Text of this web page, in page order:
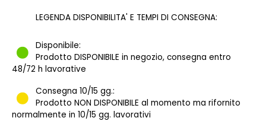
LEGENDA DISPONIBILITA' E TEMPI DI CONSEGNA:
Disponibile:
Prodotto DISPONIBILE in negozio, consegna entro
48/72 h lavorative
Consegna 10/15 gg.:
Prodotto NON DISPONIBILE al momento ma rifornito
normalmente in 10/15 gg. lavorativi